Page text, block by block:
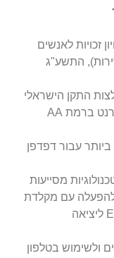
זכויות לאנשים
התשע"ג
התקן הישראלי
(ת"י 5568) לנגישות תכנים באינטרנט ברמת AA
עבור דפדפן
מסייעות
עם מקלדת
בעזרת מקשי החיצים, Enter ו- Esc ליציאה
ולשימוש בטלפון